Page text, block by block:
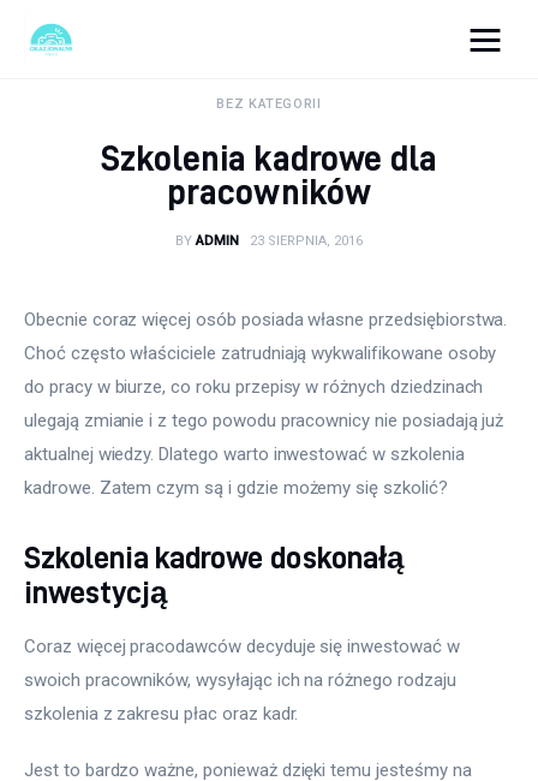
Turystyka
Uroda
Więcej
BEZ KATEGORII
Szkolenia kadrowe dla
pracowników
BY ADMIN 23 SIERPNIA, 2016
Obecnie coraz więcej osób posiada własne przedsiębiorstwa.
Choć często właściciele zatrudniają wykwalifikowane osoby
do pracy w biurze, co roku przepisy w różnych dziedzinach
ulegają zmianie i z tego powodu pracownicy nie posiadają już
aktualnej wiedzy. Dlatego warto inwestować w szkolenia
kadrowe. Zatem czym są i gdzie możemy się szkolić?
Szkolenia kadrowe doskonałą
inwestycją
Coraz więcej pracodawców decyduje się inwestować w
swoich pracowników, wysyłając ich na różnego rodzaju
szkolenia z zakresu płac oraz kadr.
Jest to bardzo ważne, ponieważ dzięki temu jesteśmy na